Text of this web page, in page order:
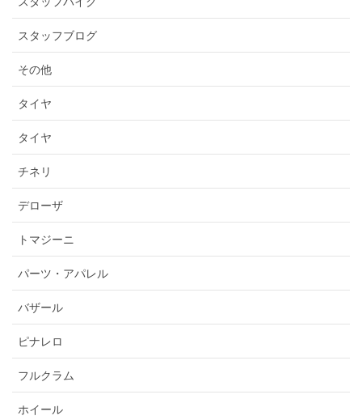
スタッフブログ
その他
タイヤ
タイヤ
チネリ
デローザ
トマジーニ
パーツ・アパレル
バザール
ピナレロ
フルクラム
ホイール